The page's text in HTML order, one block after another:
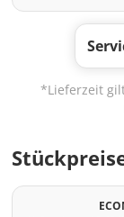
*Lieferzeit